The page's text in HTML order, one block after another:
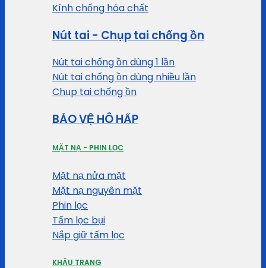
Kính chống hóa chất
Nút tai - Chụp tai chống ồn
Nút tai chống ồn dùng 1 lần
Nút tai chống ồn dùng nhiều lần
Chụp tai chống ồn
BẢO VỆ HÔ HẤP
MẶT NẠ - PHIN LỌC
Mặt nạ nửa mặt
Mặt nạ nguyên mặt
Phin lọc
Tấm lọc bụi
Nắp giữ tấm lọc
KHẨU TRANG